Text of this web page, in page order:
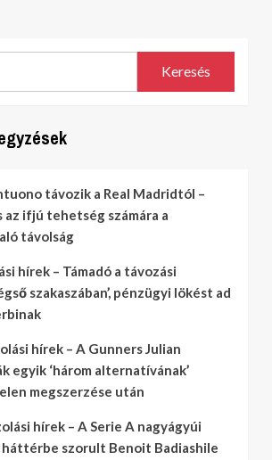
Keresés
távozik a Real Madridtól –
az ifjú tehetség számára a
távolság
hírek – Támadó a távozási
szakaszában’, pénzügyi lökést ad
hírek – A Gunners Julian
egyik ‘három alternatívának’
megszerzése után
hírek – A Serie A nagyágyúi
szorult Benoit Badiashile